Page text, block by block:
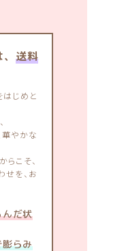
送料
はじめと
華やかな
こそ、
せを、お
んだ状
らみ